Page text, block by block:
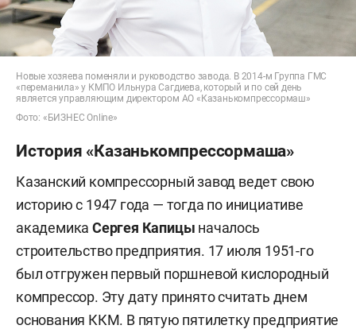
Новые хозяева поменяли и руководство завода. В 2014-м Группа ГМС
«переманила» у КМПО Ильнура Сагдиева, который и по сей день
является управляющим директором АО «Казанькомпрессормаш»
Фото: «БИЗНЕС Online»
История «Казанькомпрессормаша»
Казанский компрессорный завод ведет свою
историю с 1947 года — тогда по инициативе
академикаСергея Капицы началось
строительство предприятия. 17 июля 1951-го
был отгружен первый поршневой кислородный
компрессор. Эту дату принято считать днем
основания ККМ. В пятую пятилетку предприятие